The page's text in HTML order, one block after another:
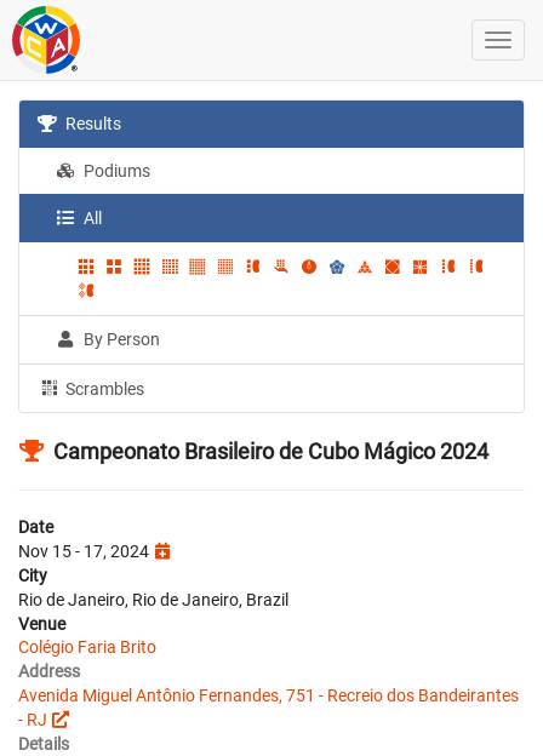
Results
Podiums
All
By Person
Scrambles
Campeonato Brasileiro de Cubo Mágico 2024
Date
Nov 15 - 17, 2024
City
Rio de Janeiro, Rio de Janeiro, Brazil
Venue
Colégio Faria Brito
Address
Avenida Miguel Antônio Fernandes, 751 - Recreio dos Bandeirantes
- RJ
Details